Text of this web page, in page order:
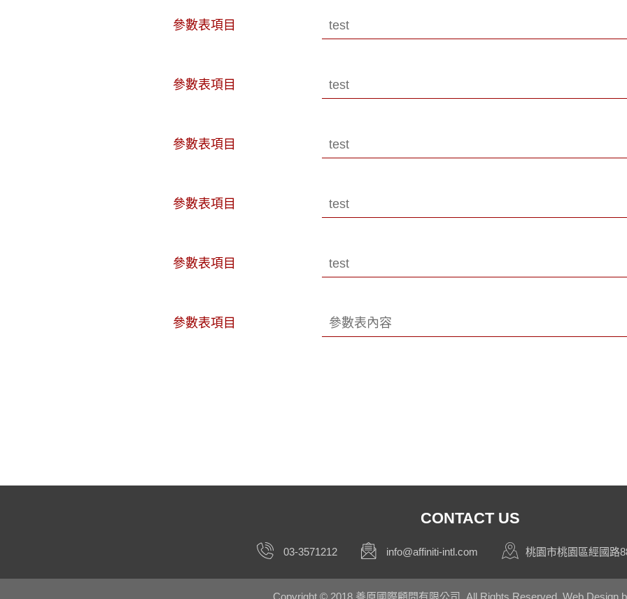
參數表項目 test
參數表項目 test
參數表項目 test
參數表項目 test
參數表項目 test
參數表項目 參數表內容
CONTACT US
03-3571212 info@affiniti-intl.com 桃園市桃園區經國路
Copyright © 2018 善原國際顧問有限公司. All Rights Reserved. Web Design